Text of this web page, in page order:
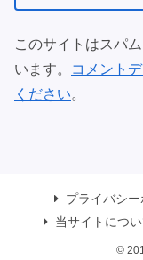
このサイトはスパ
います。
コメント
ください。
プライバシ
当サイトにつ
©